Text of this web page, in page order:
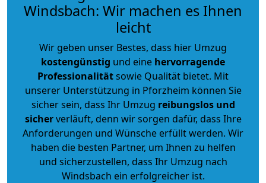
Windsbach: Wir machen es Ihnen
leicht
Wir geben unser Bestes, dass hier Umzug
kostengünstig und eine hervorragende
Professionalitätsowie Qualität bietet. Mit
unserer Unterstützung in Pforzheim können Sie
sicher sein, dass Ihr Umzug reibungslos und
sicherverläuft, denn wir sorgen dafür, dass Ihre
Anforderungen und Wünsche erfüllt werden. Wir
haben die besten Partner, um Ihnen zu helfen
und sicherzustellen, dass Ihr Umzug nach
Windsbach ein erfolgreicher ist.